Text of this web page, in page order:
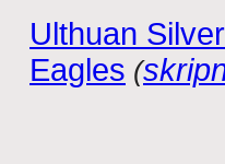
Ulthuan Silver
Eagles (